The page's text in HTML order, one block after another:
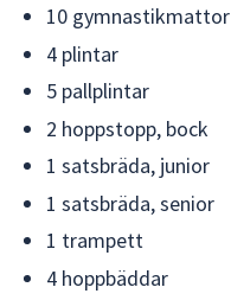
10 gymnastikmattor
4 plintar
5 pallplintar
2 hoppstopp, bock
1 satsbräda, junior
1 satsbräda, senior
1 trampett
4 hoppbäddar